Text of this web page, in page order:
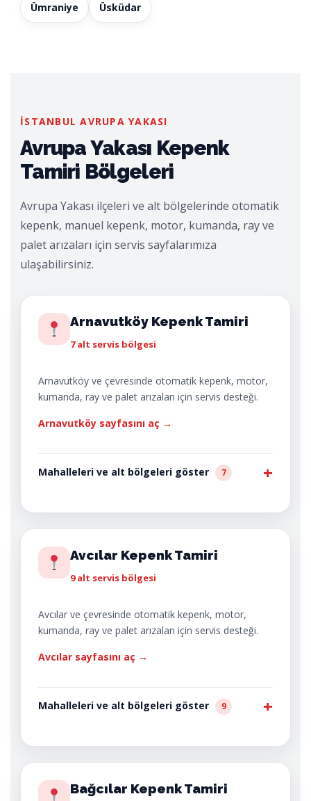
Ümraniye Üsküdar
İSTANBUL AVRUPA YAKASI
Avrupa Yakası Kepenk
Tamiri Bölgeleri
Avrupa Yakası ilçeleri ve alt bölgelerinde otomatik
kepenk, manuel kepenk, motor, kumanda, ray ve
palet arızaları için servis sayfalarımıza
ulaşabilirsiniz.
Arnavutköy Kepenk Tamiri
7 alt servis bölgesi
Arnavutköy ve çevresinde otomatik kepenk, motor,
kumanda, ray ve palet arızaları için servis desteği.
Arnavutköy sayfasını aç →
Mahalleleri ve alt bölgeleri göster 7
Avcılar Kepenk Tamiri
9 alt servis bölgesi
Avcılar ve çevresinde otomatik kepenk, motor,
kumanda, ray ve palet arızaları için servis desteği.
Avcılar sayfasını aç →
Mahalleleri ve alt bölgeleri göster 9
Bağcılar Kepenk Tamiri